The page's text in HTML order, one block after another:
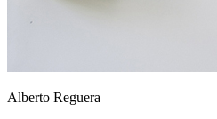
Alberto Reguera